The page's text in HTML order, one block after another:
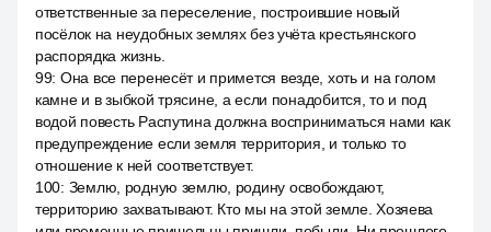
ответственные за переселение, построившие новый
посёлок на неудобных землях без учёта крестьянского
распорядка жизнь.
99: Она все перенесёт и примется везде, хоть и на голом
камне и в зыбкой трясине, а если понадобится, то и под
водой повесть Распутина должна восприниматься нами как
предупреждение если земля территория, и только то
отношение к ней соответствует.
100: Землю, родную землю, родину освобождают,
территорию захватывают. Кто мы на этой земле. Хозяева